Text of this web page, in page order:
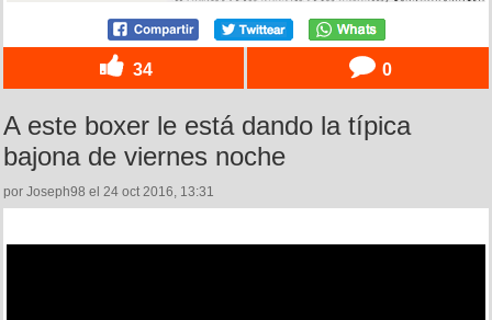
34 0
A este boxer le está dando la típica
bajona de viernes noche
por Joseph98 el 24 oct 2016, 13:31